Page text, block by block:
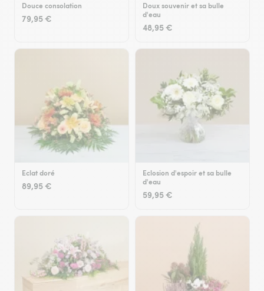
Douce consolation
79,95 €
Doux souvenir et sa bulle
d'eau
48,95 €
Eclat doré
89,95 €
Eclosion d'espoir et sa bulle
d'eau
59,95 €